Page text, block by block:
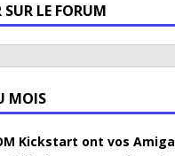
SUR LE FORUM
MOIS
Kickstart ont vos Amiga